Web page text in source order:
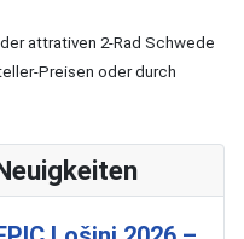
attrativen 2-Rad Schwede
Preisen oder durch